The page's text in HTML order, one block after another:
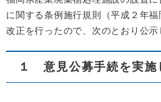
に関する条例施行規則（平成２年
改正を行ったので、次のとおり公示
１ 意見公募手続を実施